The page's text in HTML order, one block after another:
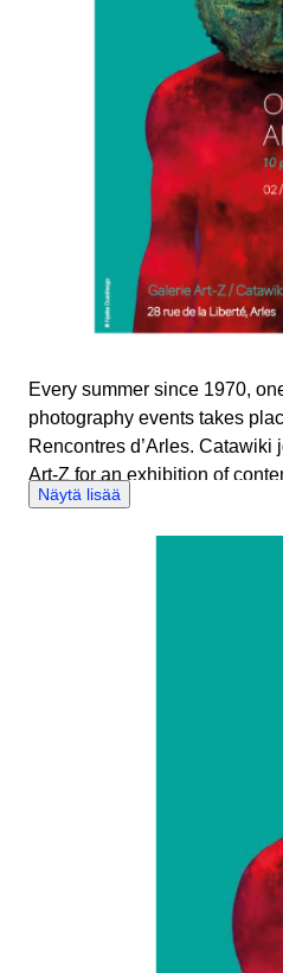
Every summer since 1970,
photography events takes
Rencontres d’Arles.
Art-Z for an exhibition of
photography. In tandem with the physical event,
photography enthusiasts can
phenomenal selection of
‘Dakar la Nuit’ by
Deme, and sought-after
Näytä lisää